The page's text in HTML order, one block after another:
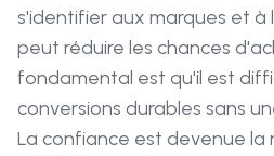
s'identifier aux marques et à
peut réduire les chances
fondamental est qu'il est
conversions durables sans
La confiance est devenue la